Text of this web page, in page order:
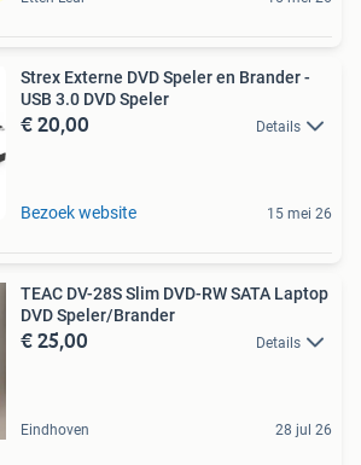
Strex Externe DVD Speler en Brander -
USB 3.0 DVD Speler
€ 20,00 Details
Bezoek website 15 mei 26
TEAC DV-28S Slim DVD-RW SATA Laptop
DVD Speler/Brander
€ 25,00 Details
Eindhoven 28 jul 26